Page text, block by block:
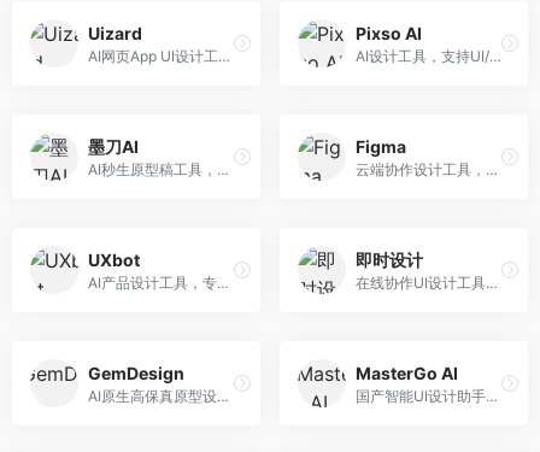
Uizard
AI网页App UI设计工具，专注于快速界面生成。面向产品经理和设计师，提供线框图转UI、界面生成、设计优化等服务，设计速度快。
Pixso AI
AI设计工具，支持UI/UX设计全流程。面向设计师和产品团队，提供界面生成、设计优化、协作评审等服务，国产替代方案，团队协作便捷。
墨刀AI
AI秒生原型稿工具，专注于快速原型设计。面向产品经理和设计师，提供原型生成、交互设计、团队协作等服务，原型制作效率高。
Figma
云端协作设计工具，整合AI设计辅助功能。面向UI/UX设计师和产品团队，提供界面设计、原型制作、团队协作等服务，协作功能强大，是UI设计领域的标杆产品。
UXbot
AI产品设计工具，专注于用户体验优化。面向UX设计师，提供用户研究、设计建议、可用性测试等服务，UX设计支持完善。
即时设计
在线协作UI设计工具，整合AI设计功能。面向设计师和产品团队，提供界面设计、原型制作、设计资源库等服务，国产协作设计平台。
GemDesign
AI原生高保真原型设计工具，专注于智能设计生成。面向设计师，提供界面生成、设计优化、原型制作等服务，设计自动化程度高。
MasterGo AI
国产智能UI设计助手，专注于界面设计自动化。面向UI设计师，提供界面生成、组件设计、设计系统构建等服务，中文用户适配性好。